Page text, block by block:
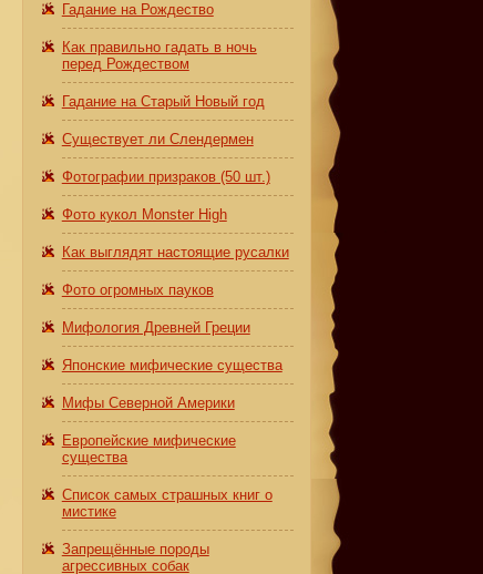
Гадание на Рождество
Как правильно гадать в ночь
перед Рождеством
Гадание на Старый Новый год
Существует ли Слендермен
Фотографии призраков (50 шт.)
Фото кукол Monster High
Как выглядят настоящие русалки
Фото огромных пауков
Мифология Древней Греции
Японские мифические существа
Мифы Северной Америки
Европейские мифические
существа
Список самых страшных книг о
мистике
Запрещённые породы
агрессивных собак